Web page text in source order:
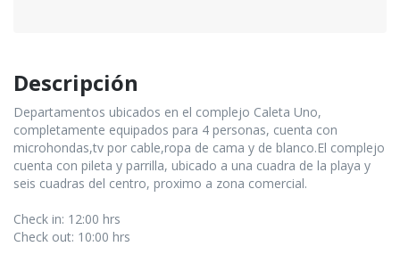
Descripción
Departamentos ubicados en el complejo Caleta Uno,
completamente equipados para 4 personas, cuenta con
microhondas,tv por cable,ropa de cama y de blanco.El complejo
cuenta con pileta y parrilla, ubicado a una cuadra de la playa y
seis cuadras del centro, proximo a zona comercial.
Check in: 12:00 hrs
Check out: 10:00 hrs